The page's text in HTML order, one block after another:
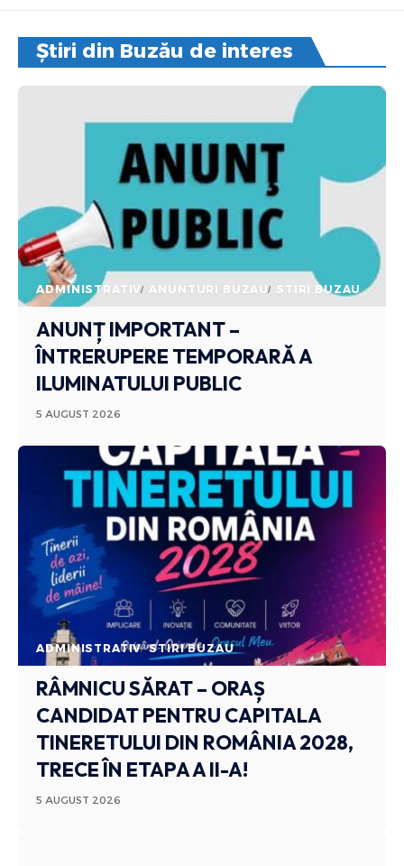
Știri din Buzău de interes
ADMINISTRATIV ANUNTURI BUZAU STIRI BUZAU
ANUNȚ IMPORTANT –
ÎNTRERUPERE TEMPORARĂ A
ILUMINATULUI PUBLIC
5 AUGUST 2026
ADMINISTRATIV STIRI BUZAU
RÂMNICU SĂRAT – ORAȘ
CANDIDAT PENTRU CAPITALA
TINERETULUI DIN ROMÂNIA 2028,
TRECE ÎN ETAPA A II-A!
5 AUGUST 2026